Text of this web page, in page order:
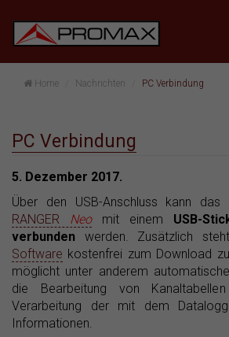
Home Nachrichten PC Verbindung
PC Verbindung
5. Dezember 2017.
Über den USB-Anschluss kann das
RANGER Neomit einem USB-
verbunden werden. Zusätzlich
Software kostenfrei zum Download
möglicht unter anderem
die Bearbeitung von
Verarbeitung der mit dem
Informationen.